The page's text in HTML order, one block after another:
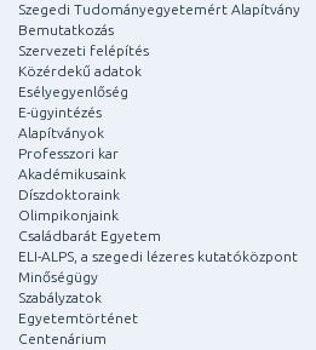
Szegedi Tudományegyetemért Alapítvány
Bemutatkozás
Szervezeti felépítés
Közérdekű adatok
Esélyegyenlőség
E-ügyintézés
Alapítványok
Professzori kar
Akadémikusaink
Díszdoktoraink
Olimpikonjaink
Családbarát Egyetem
ELI-ALPS, a szegedi lézeres kutatóközpont
Minőségügy
Szabályzatok
Egyetemtörténet
Centenárium